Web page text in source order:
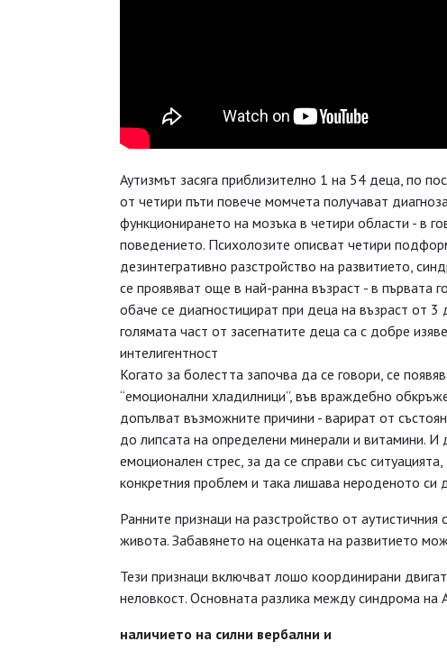
Аутизмът засяга приблизително 1 на 54 деца, по
от четири пъти повече момчета получават
функционирането на мозъка в четири области - в
поведението. Психолозите описват четири
дезинтегративно разстройство на развитието,
се проявяват още в най-ранна възраст - в първата
обаче се диагностицират при деца на възраст от
голямата част от засегнатите деца са с добре
интелигентност
Когато за болестта започва да се говори, се
“емоционални хладилници”, във враждебно
допълват възможните причини - варират от
до липсата на определени минерали и витамини. И
емоционален стрес, за да се справи със
конкретния проблем и така лишава нероденото си
Ранните признаци на разстройство от
живота. Забавянето на оценката на развитието
Тези признаци включват лошо координирани
неловкост. Основната разлика между синдрома на
наличието на силни вербални и